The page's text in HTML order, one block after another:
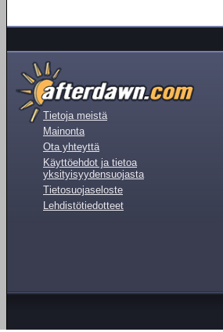
Tietoja meistä
Mainonta
Ota yhteyttä
Käyttöehdot ja tietoa
yksityisyydensuojasta
Tietosuojaseloste
Lehdistötiedotteet